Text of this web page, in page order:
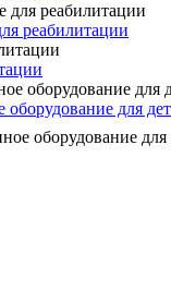
реабилитации
оборудование для
оборудование